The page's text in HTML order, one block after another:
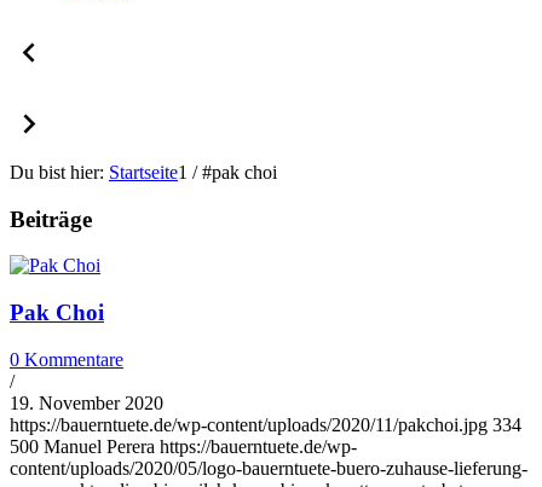
Du bist hier: Startseite1 / #pak choi
Beiträge
Pak Choi
0 Kommentare
/
19. November 2020
https://bauerntuete.de/wp-content/uploads/2020/11/pakchoi.jpg 334
500 Manuel Perera https://bauerntuete.de/wp-
content/uploads/2020/05/logo-bauerntuete-buero-zuhause-lieferung-